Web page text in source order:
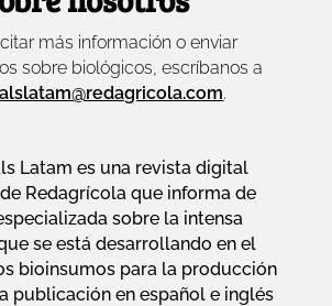
más información o enviar
sobre biológicos, escríbanos a
.
Latam es una revista digital
Redagrícola que informa de
sobre la intensa
se está desarrollando en el
bioinsumos para la producción
publicación en español e inglés